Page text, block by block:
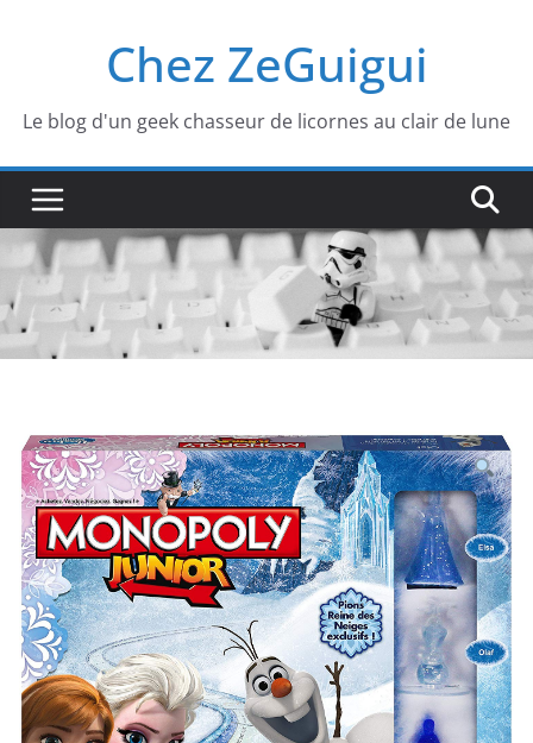
Chez ZeGuigui
Le blog d'un geek chasseur de licornes au clair de lune